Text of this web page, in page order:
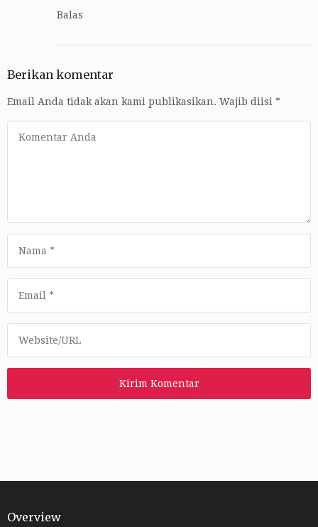
Balas
Berikan komentar
Email Anda tidak akan kami publikasikan. Wajib diisi *
Overview